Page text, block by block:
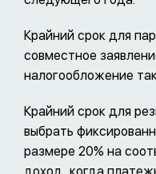
Крайний срок для
совместное
налогообложение
Крайний срок для
выбрать
размере 20% на